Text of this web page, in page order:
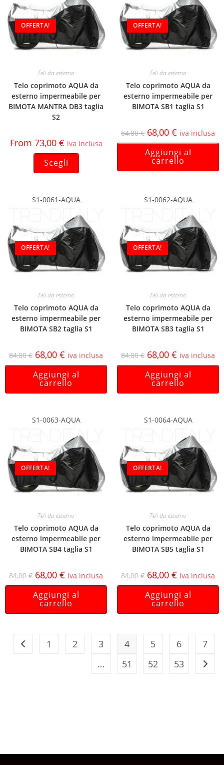
OFFERTA!
Teli da esterno
Telo coprimoto AQUA da
esterno impermeabile per
BIMOTA MANTRA DB3 taglia
S2
From 73,00 € iva inclusa
Scegli
OFFERTA!
Teli da esterno
Telo coprimoto AQUA da
esterno impermeabile per
BIMOTA SB1 taglia S1
84,00€ 68,00 € iva inclusa
Aggiungi al
carrello
S1-0061-AQUA
OFFERTA!
Teli da esterno
Telo coprimoto AQUA da
esterno impermeabile per
BIMOTA SB2 taglia S1
84,00€ 68,00 € iva inclusa
Aggiungi al
carrello
S1-0062-AQUA
OFFERTA!
Teli da esterno
Telo coprimoto AQUA da
esterno impermeabile per
BIMOTA SB3 taglia S1
84,00€ 68,00 € iva inclusa
Aggiungi al
carrello
S1-0063-AQUA
OFFERTA!
Teli da esterno
Telo coprimoto AQUA da
esterno impermeabile per
BIMOTA SB4 taglia S1
84,00€ 68,00 € iva inclusa
Aggiungi al
carrello
S1-0064-AQUA
OFFERTA!
Teli da esterno
Telo coprimoto AQUA da
esterno impermeabile per
BIMOTA SB5 taglia S1
84,00€ 68,00 € iva inclusa
Aggiungi al
carrello
1 2 3 4 5 6
7
…
51 52 53